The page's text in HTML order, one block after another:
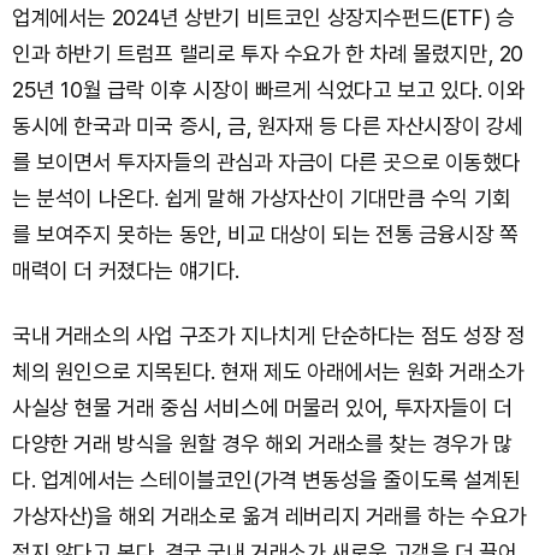
업계에서는 2024년 상반기 비트코인 상장지수펀드(ETF) 승
인과 하반기 트럼프 랠리로 투자 수요가 한 차례 몰렸지만, 20
25년 10월 급락 이후 시장이 빠르게 식었다고 보고 있다. 이와
동시에 한국과 미국 증시, 금, 원자재 등 다른 자산시장이 강세
를 보이면서 투자자들의 관심과 자금이 다른 곳으로 이동했다
는 분석이 나온다. 쉽게 말해 가상자산이 기대만큼 수익 기회
를 보여주지 못하는 동안, 비교 대상이 되는 전통 금융시장 쪽
매력이 더 커졌다는 얘기다.
국내 거래소의 사업 구조가 지나치게 단순하다는 점도 성장 정
체의 원인으로 지목된다. 현재 제도 아래에서는 원화 거래소가
사실상 현물 거래 중심 서비스에 머물러 있어, 투자자들이 더
다양한 거래 방식을 원할 경우 해외 거래소를 찾는 경우가 많
다. 업계에서는 스테이블코인(가격 변동성을 줄이도록 설계된
가상자산)을 해외 거래소로 옮겨 레버리지 거래를 하는 수요가